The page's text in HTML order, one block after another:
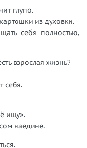
глупо.
из духовки.
себя полностью,
взрослая жизнь?
себя.
ищу».
наедине.